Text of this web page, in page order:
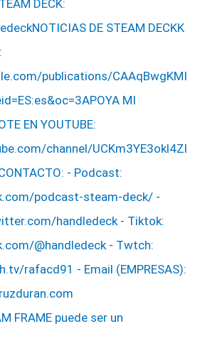
FRAME puede ser un